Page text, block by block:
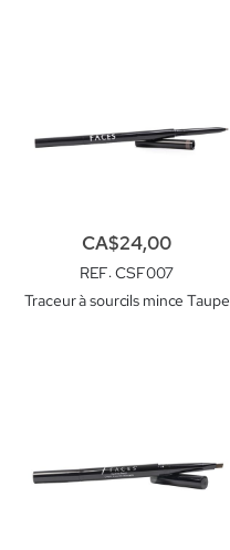
REF: CSF007
Traceur à sourcils mince Taupe
CA$24,00